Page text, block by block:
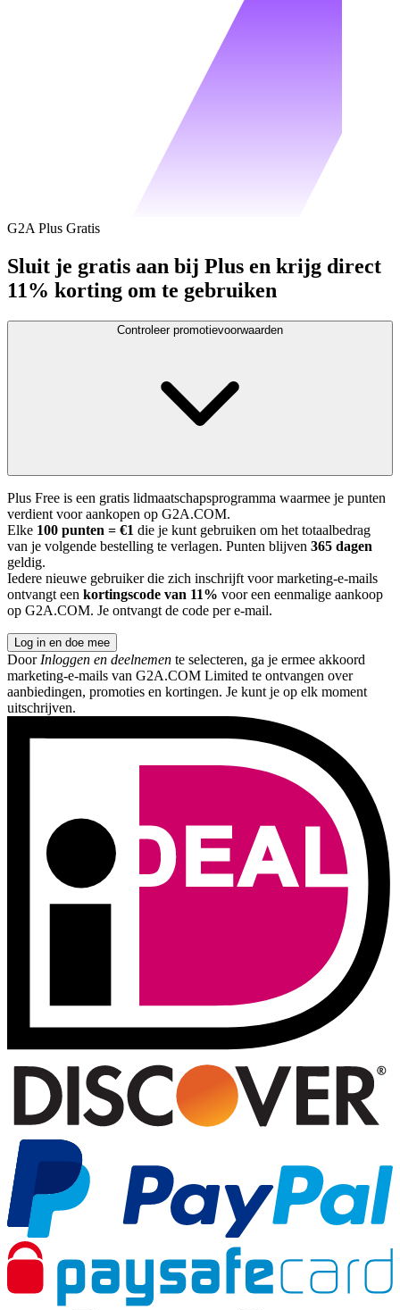
G2A Plus Gratis
Sluit je gratis aan bij Plus en krijg direct
11% korting om te gebruiken
Controleer promotievoorwaarden
Plus Free is een gratis lidmaatschapsprogramma waarmee je punten
verdient voor aankopen op G2A.COM.
Elke 100 punten = €1 die je kunt gebruiken om het totaalbedrag
van je volgende bestelling te verlagen. Punten blijven 365 dagen
geldig.
Iedere nieuwe gebruiker die zich inschrijft voor marketing-e-mails
ontvangt een kortingscode van 11% voor een eenmalige aankoop
op G2A.COM. Je ontvangt de code per e-mail.
Log in en doe mee
Door Inloggen en deelnemen te selecteren, ga je ermee akkoord
marketing-e-mails van G2A.COM Limited te ontvangen over
aanbiedingen, promoties en kortingen. Je kunt je op elk moment
uitschrijven.